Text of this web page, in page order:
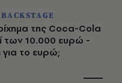
της Coca-Cola
των 10.000 ευρώ -
το ευρώ;